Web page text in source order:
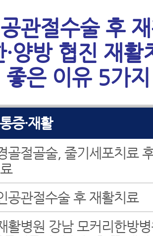
관절수술 후
양방 협진 재활
좋은 이유 5가지
술 후 재발
법
통
증·재활
골절골술, 줄기세포치료
공관절수술 후 재활치료
활병원 강남 모커리한방